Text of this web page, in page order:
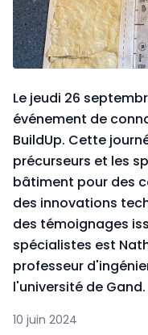
Le jeudi 26
événement de
BuildUp. Cette
précurseurs et les
bâtiment pour des
des innovations
des témoignages
spécialistes est
professeur
l'université de Gand.
10 juin 2024